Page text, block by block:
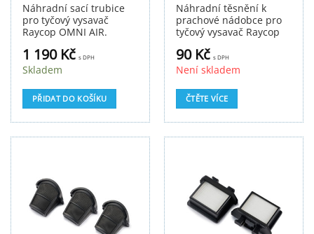
Náhradní sací trubice
pro tyčový vysavač
Raycop OMNI AIR.
1 190 Kč s DPH
Skladem
PŘIDAT DO KOŠÍKU
Náhradní těsnění k
prachové nádobce pro
tyčový vysavač Raycop
90 Kč s DPH
Není skladem
ČTĚTE VÍCE